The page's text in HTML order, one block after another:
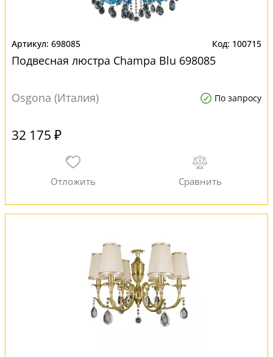
698085 100715
Подвесная люстра Champa Blu 698085
Osgona (Италия) По запросу
32 175 ₽